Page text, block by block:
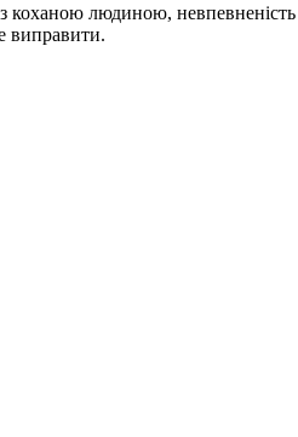
коханою людиною,
виправити.